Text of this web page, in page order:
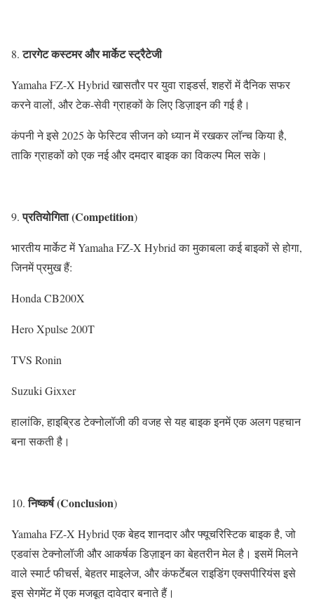
8.टारगेट कस्टमर और मार्केट स्ट्रैटेजी
Yamaha FZ-X Hybrid खासतौर पर युवा राइडर्स, शहरों में दैनिक सफर
करने वालों, और टेक-सेवी ग्राहकों के लिए डिज़ाइन की गई है।
कंपनी ने इसे 2025 के फेस्टिव सीजन को ध्यान में रखकर लॉन्च किया है,
ताकि ग्राहकों को एक नई और दमदार बाइक का विकल्प मिल सके।
9.प्रतियोगिता (Competition)
भारतीय मार्केट में Yamaha FZ-X Hybrid का मुकाबला कई बाइकों से होगा,
जिनमें प्रमुख हैं:
Honda CB200X
Hero Xpulse 200T
TVS Ronin
Suzuki Gixxer
हालांकि, हाइब्रिड टेक्नोलॉजी की वजह से यह बाइक इनमें एक अलग पहचान
बना सकती है।
10.निष्कर्ष (Conclusion)
Yamaha FZ-X Hybrid एक बेहद शानदार और फ्यूचरिस्टिक बाइक है, जो
एडवांस टेक्नोलॉजी और आकर्षक डिज़ाइन का बेहतरीन मेल है। इसमें मिलने
वाले स्मार्ट फीचर्स, बेहतर माइलेज, और कंफर्टेबल राइडिंग एक्सपीरियंस इसे
इस सेगमेंट में एक मजबूत दावेदार बनाते हैं।